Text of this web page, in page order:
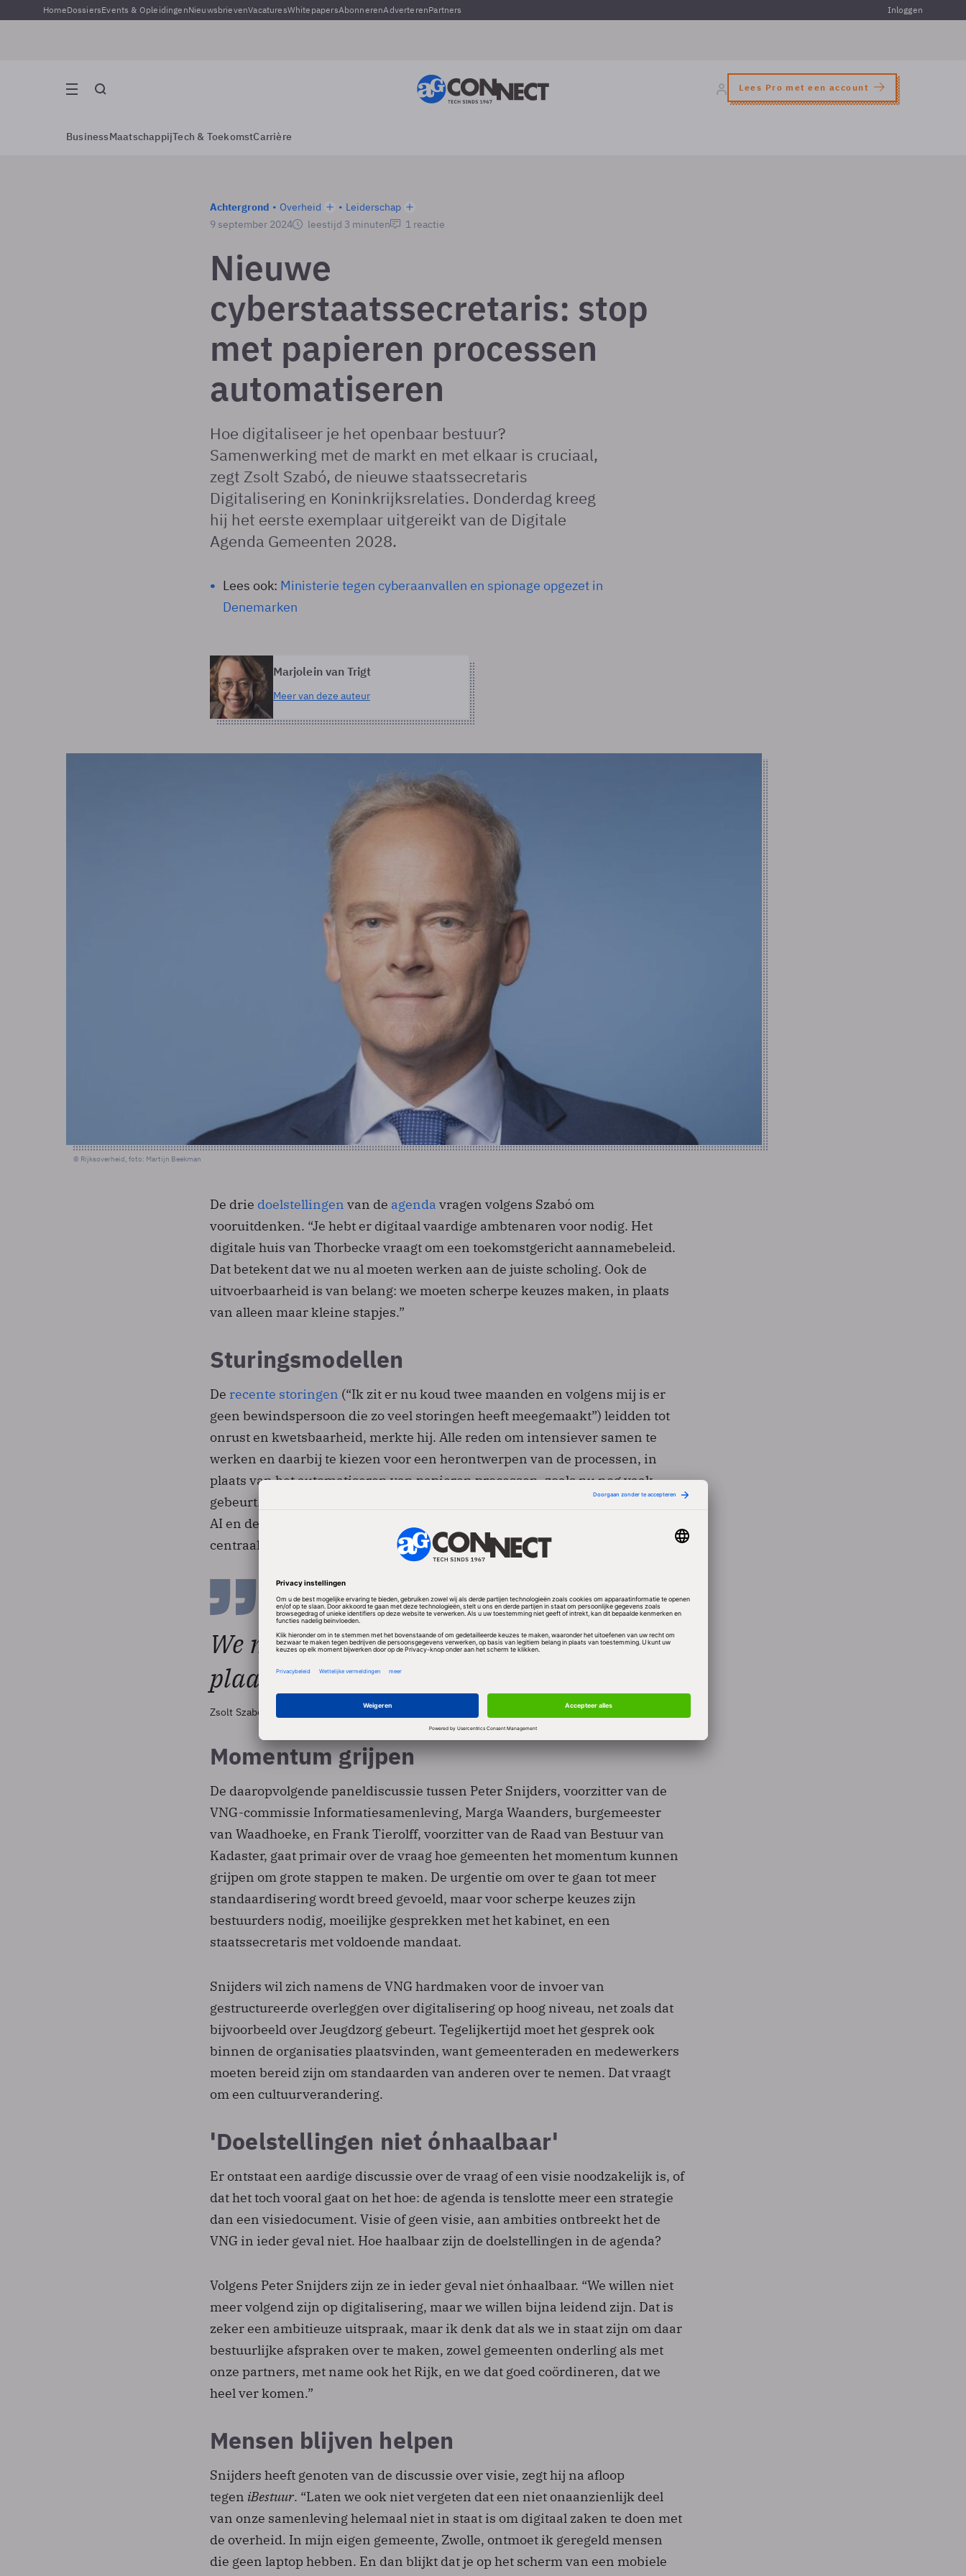
HomeDossiersEvents & OpleidingenNieuwsbrievenVacaturesWhitepapersAbonnerenAdverterenPartners Inloggen
Lees Pro met een account
BusinessMaatschappijTech & ToekomstCarrière
Achtergrond Overheid
Leiderschap
9 september 2024
leestijd 3 minuten 1 reactie
Nieuwe
cyberstaatssecretaris: stop
met papieren processen
automatiseren
Hoe digitaliseer je het openbaar bestuur?
Samenwerking met de markt en met elkaar is cruciaal,
zegt Zsolt Szabó, de nieuwe staatssecretaris
Digitalisering en Koninkrijksrelaties. Donderdag kreeg
hij het eerste exemplaar uitgereikt van de Digitale
Agenda Gemeenten 2028.
Lees ook: Ministerie tegen cyberaanvallen en spionage opgezet in
Denemarken
Marjolein van Trigt
Meer van deze auteur
© Rijksoverheid, foto: Martijn Beekman
De drie doelstellingen van de agenda vragen volgens Szabó om
vooruitdenken. “Je hebt er digitaal vaardige ambtenaren voor nodig. Het
digitale huis van Thorbecke vraagt om een toekomstgericht aannamebeleid.
Dat betekent dat we nu al moeten werken aan de juiste scholing. Ook de
uitvoerbaarheid is van belang: we moeten scherpe keuzes maken, in plaats
van alleen maar kleine stapjes.”
Sturingsmodellen
De recente storingen (“Ik zit er nu koud twee maanden en volgens mij is er
geen bewindspersoon die zo veel storingen heeft meegemaakt”) leidden tot
onrust en kwetsbaarheid, merkte hij. Alle reden om intensiever samen te
werken en daarbij te kiezen voor een herontwerpen van de processen, in
plaats van het automatiseren van papieren processen, zoals nu nog vaak
gebeurt. De staatssecretaris pleit voor sturingsmodellen voor zaken als cloud,
AI en de inkoop van hard- en software: wat kan er decentraal en wat moet
centraal?
We moeten scherpe keuzes maken, in
plaats van alleen maar kleine stapjes.
Zsolt Szabó, staatssecretaris digitalisering
Momentum grijpen
De daaropvolgende paneldiscussie tussen Peter Snijders, voorzitter van de
VNG-commissie Informatiesamenleving, Marga Waanders, burgemeester
van Waadhoeke, en Frank Tierolff, voorzitter van de Raad van Bestuur van
Kadaster, gaat primair over de vraag hoe gemeenten het momentum kunnen
grijpen om grote stappen te maken. De urgentie om over te gaan tot meer
standaardisering wordt breed gevoeld, maar voor scherpe keuzes zijn
bestuurders nodig, moeilijke gesprekken met het kabinet, en een
staatssecretaris met voldoende mandaat.
Snijders wil zich namens de VNG hardmaken voor de invoer van
gestructureerde overleggen over digitalisering op hoog niveau, net zoals dat
bijvoorbeeld over Jeugdzorg gebeurt. Tegelijkertijd moet het gesprek ook
binnen de organisaties plaatsvinden, want gemeenteraden en medewerkers
moeten bereid zijn om standaarden van anderen over te nemen. Dat vraagt
om een cultuurverandering.
'Doelstellingen niet ónhaalbaar'
Er ontstaat een aardige discussie over de vraag of een visie noodzakelijk is, of
dat het toch vooral gaat on het hoe: de agenda is tenslotte meer een strategie
dan een visiedocument. Visie of geen visie, aan ambities ontbreekt het de
VNG in ieder geval niet. Hoe haalbaar zijn de doelstellingen in de agenda?
Volgens Peter Snijders zijn ze in ieder geval niet ónhaalbaar. “We willen niet
meer volgend zijn op digitalisering, maar we willen bijna leidend zijn. Dat is
zeker een ambitieuze uitspraak, maar ik denk dat als we in staat zijn om daar
bestuurlijke afspraken over te maken, zowel gemeenten onderling als met
onze partners, met name ook het Rijk, en we dat goed coördineren, dat we
heel ver komen.”
Mensen blijven helpen
Snijders heeft genoten van de discussie over visie, zegt hij na afloop
tegen iBestuur. “Laten we ook niet vergeten dat een niet onaanzienlijk deel
van onze samenleving helemaal niet in staat is om digitaal zaken te doen met
de overheid. In mijn eigen gemeente, Zwolle, ontmoet ik geregeld mensen
die geen laptop hebben. En dan blijkt dat je op het scherm van een mobiele